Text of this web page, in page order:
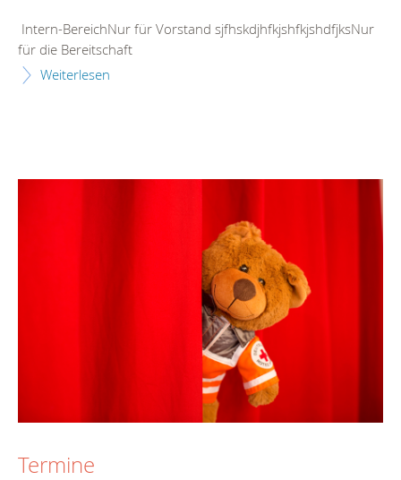
Intern-BereichNur für Vorstand sjfhskdjhfkjshfkjshdfjksNur
für die Bereitschaft
Weiterlesen
Termine